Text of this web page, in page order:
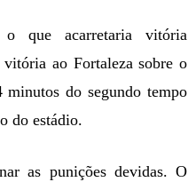
que acarretaria vitória
ao Fortaleza sobre o
do segundo tempo
do estádio.
as punições devidas. O